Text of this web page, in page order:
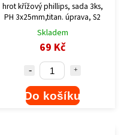
hrot křížový phillips, sada 3ks,
PH 3x25mm,titan. úprava, S2
Skladem
69 Kč
Do košíku